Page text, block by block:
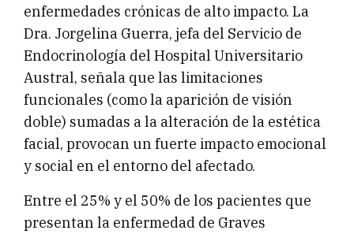
enfermedades crónicas de alto impacto. La
Dra. Jorgelina Guerra, jefa del Servicio de
Endocrinología del Hospital Universitario
Austral, señala que las limitaciones
funcionales (como la aparición de visión
doble) sumadas a la alteración de la estética
facial, provocan un fuerte impacto emocional
y social en el entorno del afectado.
Entre el 25% y el 50% de los pacientes que
presentan la enfermedad de Graves